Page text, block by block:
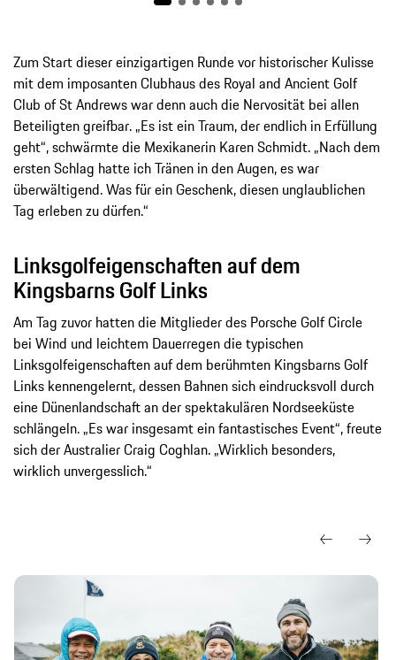
Zum Start dieser einzigartigen Runde vor historischer Kulisse
mit dem imposanten Clubhaus des Royal and Ancient Golf
Club of St Andrews war denn auch die Nervosität bei allen
Beteiligten greifbar. „Es ist ein Traum, der endlich in Erfüllung
geht“, schwärmte die Mexikanerin Karen Schmidt. „Nach dem
ersten Schlag hatte ich Tränen in den Augen, es war
überwältigend. Was für ein Geschenk, diesen unglaublichen
Tag erleben zu dürfen.“
Linksgolfeigenschaften auf dem
Kingsbarns Golf Links
Am Tag zuvor hatten die Mitglieder des Porsche Golf Circle
bei Wind und leichtem Dauerregen die typischen
Linksgolfeigenschaften auf dem berühmten Kingsbarns Golf
Links kennengelernt, dessen Bahnen sich eindrucksvoll durch
eine Dünenlandschaft an der spektakulären Nordseeküste
schlängeln. „Es war insgesamt ein fantastisches Event“, freute
sich der Australier Craig Coghlan. „Wirklich besonders,
wirklich unvergesslich.“